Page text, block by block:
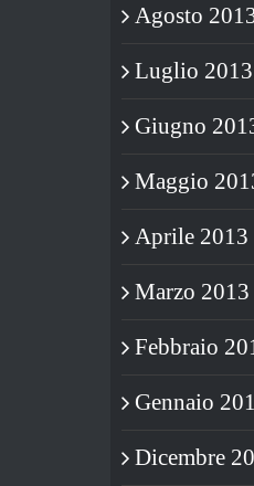
Agosto
Luglio
Giugno
Maggio
Aprile 2013
Marzo
Febbraio
Gennaio
Dicembre